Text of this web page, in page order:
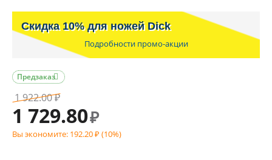
Скидка 10% для ножей Dick
Подробности промо-акции

Предзаказ
1 922.00 ₽
1 729.80₽
Вы экономите: 192.20 ₽ (10%)